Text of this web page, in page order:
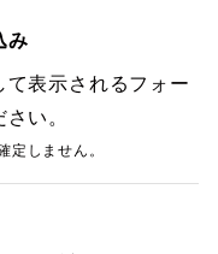
み
て表示されるフォー
い。
しません。